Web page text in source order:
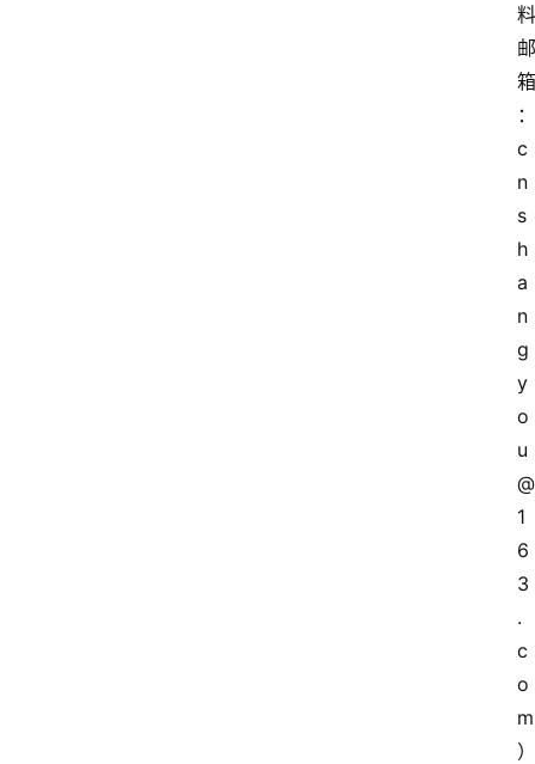
料
邮
箱
：
c
n
s
h
a
n
g
y
o
u
@
1
6
3
.
c
o
m
）